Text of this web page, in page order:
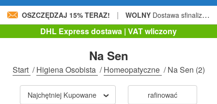
OSZCZĘDZAJ 15% TERAZ! | WOLNY Dostawa sfinalizowana 205,00 zł »
DHL Express dostawa | VAT wliczony
Na Sen
Start /Higiena Osobista /Homeopatyczne /Na Sen (2)
Najchętniej Kupowane rafinować